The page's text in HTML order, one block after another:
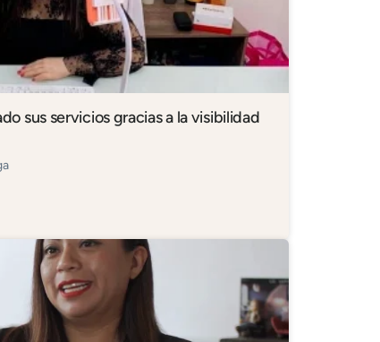
sus servicios gracias a la visibilidad